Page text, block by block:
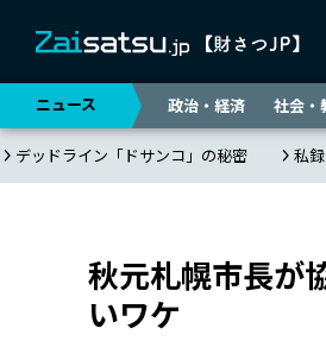
ニュース 政治・経済 社会・
デッドライン「ドサンコ」の秘密 私
秋元札幌市長が
いワケ